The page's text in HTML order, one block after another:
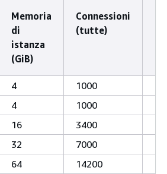
Memoria
di
istanza
(GiB)
Connessioni
(tutte)
4 1000
4 1000
16 3400
32 7000
64 14200